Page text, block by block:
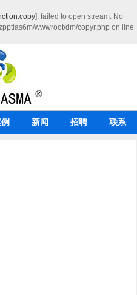
]: failed to open stream: No
wwwroot/dm/copyr.php on line
新闻 招聘 联系